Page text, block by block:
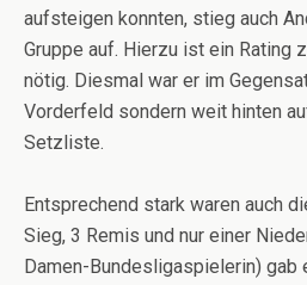
aufsteigen konnten, stieg auch
Gruppe auf. Hierzu ist ein Rating
nötig. Diesmal war er im
Vorderfeld sondern weit hinten
Setzliste.
Entsprechend stark waren auch
Sieg, 3 Remis und nur einer
Damen-Bundesligaspielerin) gab